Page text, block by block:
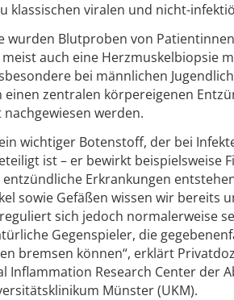
klassischen viralen und nicht-
wurden Blutproben von
auch eine Herzmuskelbiopsie
bei männlichen
zentralen körpereigenen
werden.
wichtiger Botenstoff, der bei
ist – er bewirkt beispielsweise
Erkrankungen
sowie Gefäßen wissen wir bereits
sich jedoch normalerweise
Gegenspieler, die
bremsen können“, erklärt
Inflammation Research Center der
Münster (UKM).